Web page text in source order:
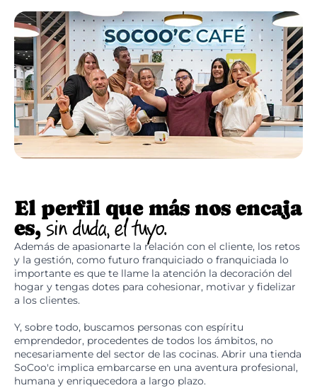
El perfil que más nos encaja
es,sin duda, el tuyo.
Además de apasionarte la relación con el cliente, los retos
y la gestión, como futuro franquiciado o franquiciada lo
importante es que te llame la atención la decoración del
hogar y tengas dotes para cohesionar, motivar y fidelizar
a los clientes.
Y, sobre todo, buscamos personas con espíritu
emprendedor, procedentes de todos los ámbitos, no
necesariamente del sector de las cocinas. Abrir una tienda
SoCoo'c implica embarcarse en una aventura profesional,
humana y enriquecedora a largo plazo.